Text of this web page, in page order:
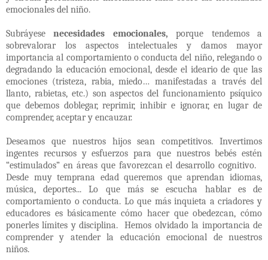
emocionales del niño.
Subráyesenecesidades emocionales,porque tendemos a
sobrevalorar los aspectos intelectuales y damos mayor
importancia al comportamiento o conducta del niño, relegando o
degradando la educación emocional, desde el ideario de que las
emociones (tristeza, rabia, miedo… manifestadas a través del
llanto, rabietas, etc.) son aspectos del funcionamiento psíquico
que debemos doblegar, reprimir, inhibir e ignorar, en lugar de
comprender, aceptar y encauzar.
Deseamos que nuestros hijos sean competitivos. Invertimos
ingentes recursos y esfuerzos para que nuestros bebés estén
“estimulados” en áreas que favorezcan el desarrollo cognitivo.
Desde muy temprana edad queremos que aprendan idiomas,
música, deportes...
Lo que más se escucha hablar es de
comportamiento o conducta. Lo que más inquieta a criadores y
educadores es básicamente cómo hacer que obedezcan, cómo
ponerles límites y disciplina.
Hemos olvidado la importancia de
comprender y atender la educación emocional de nuestros
niños.